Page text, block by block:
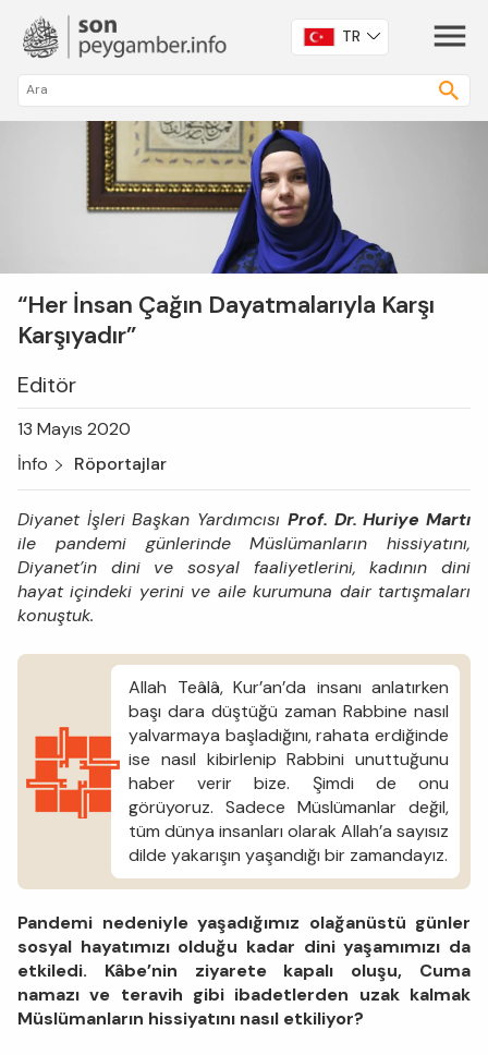
TR
“Her İnsan Çağın Dayatmalarıyla Karşı
Karşıyadır”
Editör
13 Mayıs 2020
İnfo
Röportajlar
Diyanet İşleri Başkan Yardımcısı Prof. Dr. Huriye Martı
ile pandemi günlerinde Müslümanların hissiyatını,
Diyanet’in dini ve sosyal faaliyetlerini, kadının dini
hayat içindeki yerini ve aile kurumuna dair tartışmaları
konuştuk.
Allah Teâlâ, Kur’an’da insanı anlatırken
başı dara düştüğü zaman Rabbine nasıl
yalvarmaya başladığını, rahata erdiğinde
ise nasıl kibirlenip Rabbini unuttuğunu
haber verir bize. Şimdi de onu
görüyoruz. Sadece Müslümanlar değil,
tüm dünya insanları olarak Allah’a sayısız
dilde yakarışın yaşandığı bir zamandayız.
Pandemi nedeniyle yaşadığımız olağanüstü günler
sosyal hayatımızı olduğu kadar dini yaşamımızı da
etkiledi. Kâbe’nin ziyarete kapalı oluşu, Cuma
namazı ve teravih gibi ibadetlerden uzak kalmak
Müslümanların hissiyatını nasıl etkiliyor?